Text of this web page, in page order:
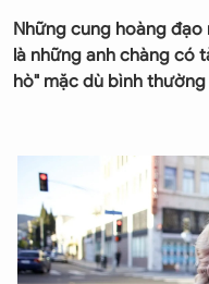
Những cung hoàng
là những anh chàng có
hò" mặc dù bình